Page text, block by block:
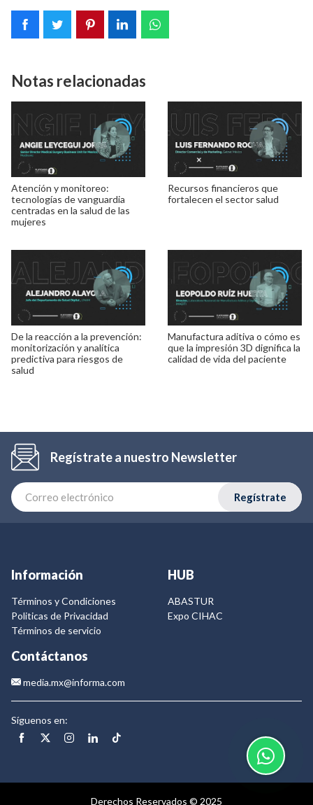
Notas relacionadas
Atención y monitoreo:
tecnologías de vanguardia
centradas en la salud de las
mujeres
Recursos financieros que
fortalecen el sector salud
De la reacción a la prevención:
monitorización y analítica
predictiva para riesgos de
salud
Manufactura aditiva o cómo es
que la impresión 3D dignifica la
calidad de vida del paciente
Regístrate a nuestro Newsletter
Regístrate
Información
Términos y Condiciones
Politicas de Privacidad
Términos de servicio
HUB
ABASTUR
Expo CIHAC
Contáctanos
media.mx@informa.com
Síguenos en:
Derechos Reservados © 2025